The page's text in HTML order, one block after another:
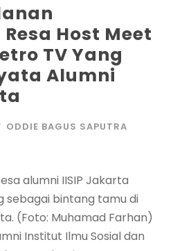
Host Meet
TV Yang
Alumni
ODDIE BAGUS SAPUTRA
alumni IISIP Jakarta
sebagai bintang tamu di
(Foto: Muhamad Farhan)
Institut Ilmu Sosial dan